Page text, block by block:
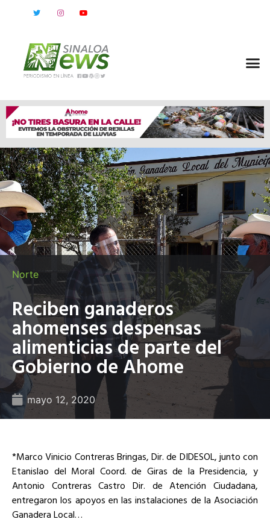
Norte
Reciben ganaderos
ahomenses despensas
alimenticias de parte del
Gobierno de Ahome
mayo 12, 2020
*Marco Vinicio Contreras Bringas, Dir. de DIDESOL, junto con
Etanislao del Moral Coord. de Giras de la Presidencia, y
Antonio Contreras Castro Dir. de Atención Ciudadana,
entregaron los apoyos en las instalaciones de la Asociación
Ganadera Local…